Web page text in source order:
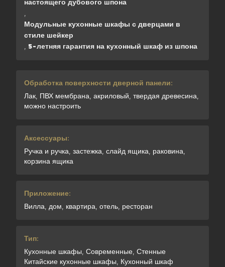
настоящего дубового шпона
,
Модульные кухонные шкафы с дверцами в
стиле шейкер
, 5-летняя гарантия на кухонный шкаф из шпона
Обработка поверхности дверной панели:
Лак, ПВХ мембрана, акриловый, твердая древесина,
можно настроить
Аксессуары:
Ручка и ручка, застежка, слайд ящика, раковина,
корзина ящика
Приложение:
Вилла, дом, квартира, отель, ресторан
Тип:
Кухонные шкафы, Современные, Стенные
Китайские кухонные шкафы, Кухонный шкаф